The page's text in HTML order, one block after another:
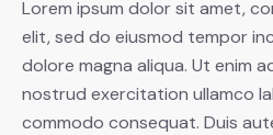
Lorem ipsum dolor sit amet,
elit, sed do eiusmod tempor
dolore magna aliqua. Ut enim
nostrud exercitation ullamco
commodo consequat. Duis